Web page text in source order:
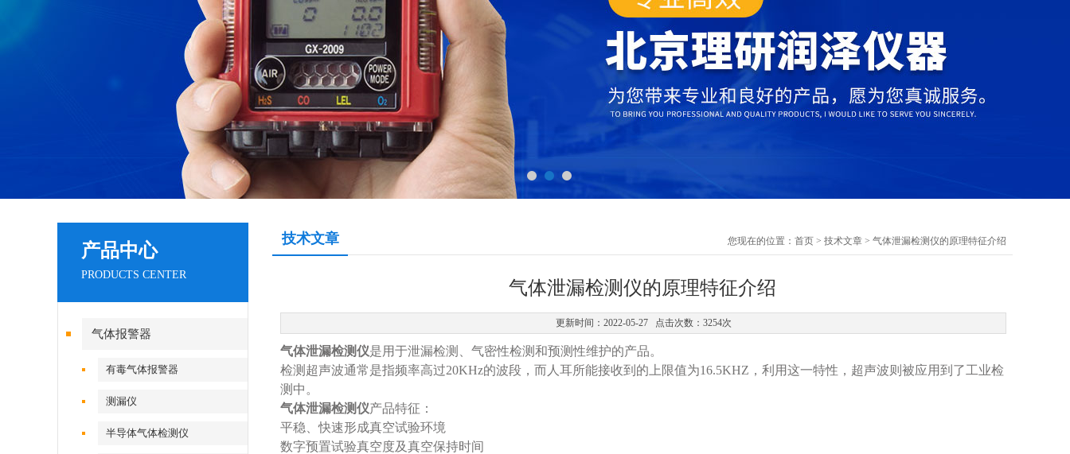
产品中心
PRODUCTS CENTER
气体报警器
有毒气体报警器
测漏仪
半导体气体检测仪
技术文章 您现在的位置： 首页 > 技术文章 > 气体泄漏检测仪的原理特征介绍
气体泄漏检测仪的原理特征介绍
更新时间：2022-05-27 点击次数：3254次
气体泄漏检测仪是用于泄漏检测、气密性检测和预测性维护的产品。
检测超声波通常是指频率高过20KHz的波段，而人耳所能接收到的上限值为16.5KHZ，利用这一特性，超声波则被应用到了工业检
测中。
气体泄漏检测仪产品特征：
平稳、快速形成真空试验环境
数字预置试验真空度及真空保持时间